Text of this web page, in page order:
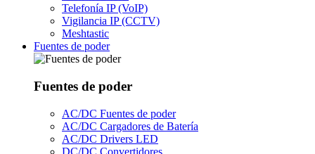
Telefonía IP (VoIP)
Vigilancia IP (CCTV)
Meshtastic
Fuentes de poder
Fuentes de poder
AC/DC Fuentes de poder
AC/DC Cargadores de Batería
AC/DC Drivers LED
DC/DC Convertidores